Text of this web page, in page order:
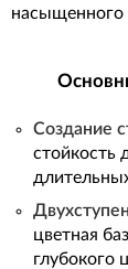
насыщенного
Создание
стойкость
цветная
глубокого